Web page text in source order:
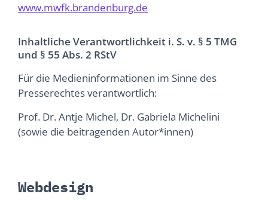
www.mwfk.brandenburg.de
Inhaltliche Verantwortlichkeit i. S. v. § 5 TMG
und § 55 Abs. 2 RStV
Für die Medieninformationen im Sinne des
Presserechtes verantwortlich:
Prof. Dr. Antje Michel, Dr. Gabriela Michelini
(sowie die beitragenden Autor*innen)
Webdesign